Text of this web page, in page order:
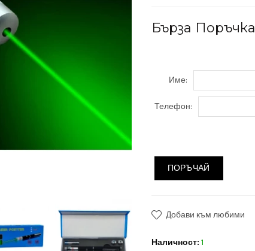
Бърза Поръчка
Име:
Телефон:
ПОРЪЧАЙ
Добави към любими
Наличност: 1